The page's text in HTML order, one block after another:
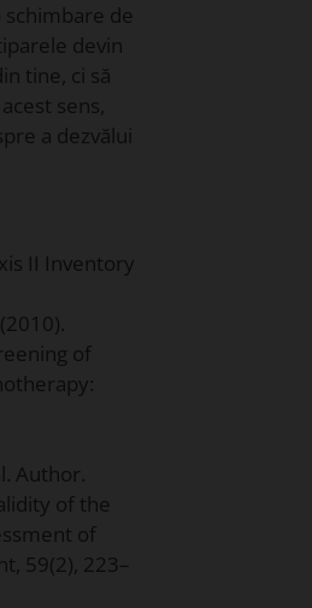
de
devin
tine, ci să
sens,
a dezvălui
II Inventory
of
Author.
of the
of
59(2), 223–